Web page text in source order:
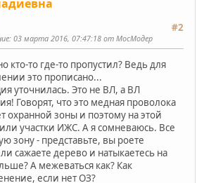
#2
: 03 марта 2016, 07:47:18 от МосМодер
кто-то где-то пропустил? Ведь для
это прописано...
уточнилась. Это не ВЛ, а ВЛ
Говорят, что это медная проволока
охранной зоны и поэтому на этой
участки ИЖС. А я сомневаюсь. Все
зону - представьте, вы роете
сажаете дерево и натыкаетесь на
А межеваться как? Как
если нет ОЗ?